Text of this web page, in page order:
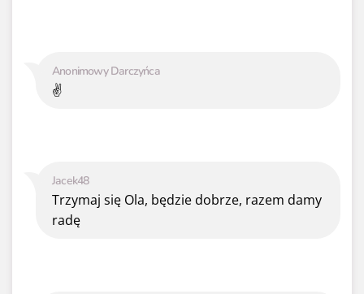
Jacek48
Trzymaj się Ola, będzie dobrze, razem damy
radę
Anonimowy Darczyńca
✌️